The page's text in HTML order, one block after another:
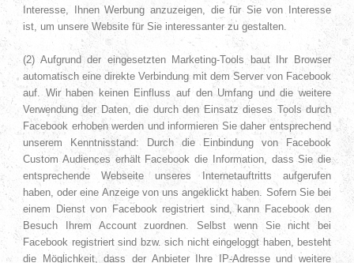
Interesse, Ihnen Werbung anzuzeigen, die für Sie von Interesse
ist, um unsere Website für Sie interessanter zu gestalten.
(2) Aufgrund der eingesetzten Marketing-Tools baut Ihr Browser
automatisch eine direkte Verbindung mit dem Server von Facebook
auf. Wir haben keinen Einfluss auf den Umfang und die weitere
Verwendung der Daten, die durch den Einsatz dieses Tools durch
Facebook erhoben werden und informieren Sie daher entsprechend
unserem Kenntnisstand: Durch die Einbindung von Facebook
Custom Audiences erhält Facebook die Information, dass Sie die
entsprechende Webseite unseres Internetauftritts aufgerufen
haben, oder eine Anzeige von uns angeklickt haben. Sofern Sie bei
einem Dienst von Facebook registriert sind, kann Facebook den
Besuch Ihrem Account zuordnen. Selbst wenn Sie nicht bei
Facebook registriert sind bzw. sich nicht eingeloggt haben, besteht
die Möglichkeit, dass der Anbieter Ihre IP-Adresse und weitere